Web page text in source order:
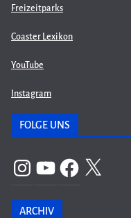
Freizeitparks
Coaster Lexikon
YouTube
Instagram
FOLGE UNS
InstagramYouTubeFacebook
X
ARCHIV